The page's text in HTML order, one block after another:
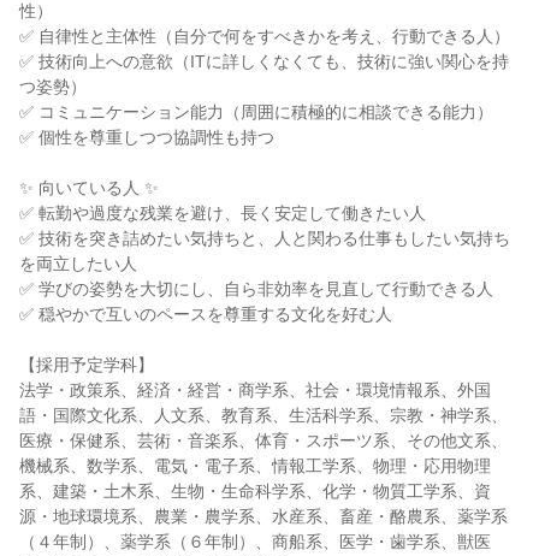
性）
✅ 自律性と主体性（自分で何をすべきかを考え、行動できる人）
✅ 技術向上への意欲（ITに詳しくなくても、技術に強い関心を持
つ姿勢）
✅ コミュニケーション能力（周囲に積極的に相談できる能力）
✅ 個性を尊重しつつ協調性も持つ
✨ 向いている人 ✨
✅ 転勤や過度な残業を避け、長く安定して働きたい人
✅ 技術を突き詰めたい気持ちと、人と関わる仕事もしたい気持ち
を両立したい人
✅ 学びの姿勢を大切にし、自ら非効率を見直して行動できる人
✅ 穏やかで互いのペースを尊重する文化を好む人
【採用予定学科】
法学・政策系、経済・経営・商学系、社会・環境情報系、外国
語・国際文化系、人文系、教育系、生活科学系、宗教・神学系、
医療・保健系、芸術・音楽系、体育・スポーツ系、その他文系、
機械系、数学系、電気・電子系、情報工学系、物理・応用物理
系、建築・土木系、生物・生命科学系、化学・物質工学系、資
源・地球環境系、農業・農学系、水産系、畜産・酪農系、薬学系
（４年制）、薬学系（６年制）、商船系、医学・歯学系、獣医